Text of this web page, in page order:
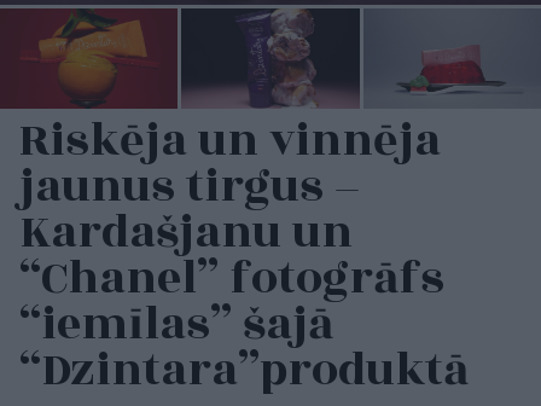
Riskēja un vinnēja
jaunus tirgus –
Kardašjanu un
“Chanel” fotogrāfs
“iemīlas” šajā
“Dzintara”produktā